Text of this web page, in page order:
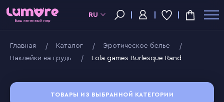
RU
Главная Kаталог
Эротическое белье
Наклейки на грудь
Lola games Burlesque Rand
ТОВАРЫ ИЗ ВЫБРАННОЙ КАТЕГОРИИ